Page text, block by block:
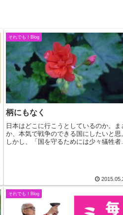
それでも！Blog
柄にもなく
日本はどこに行こうとしているのか。ま
か、本気で戦争のできる国にしたいと思
しかし、「国を守るためには少々犠牲者
それでも！Blog